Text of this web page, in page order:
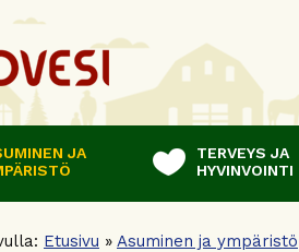
JA
TERVEYS JA
HYVINVOINTI
Etusivu » Asuminen ja ympäristö